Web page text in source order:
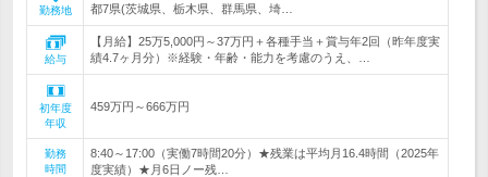
勤務地
都7県(茨城県、栃木県、群馬県、埼…
給与
【月給】25万5,000円～37万円＋各種手当＋賞与年2回（昨年度実
績4.7ヶ月分）※経験・年齢・能力を考慮のうえ、…
初年度
年収
459万円～666万円
勤務
時間
8:40～17:00（実働7時間20分）★残業は平均月16.4時間（2025年
度実績）★月6日ノー残…